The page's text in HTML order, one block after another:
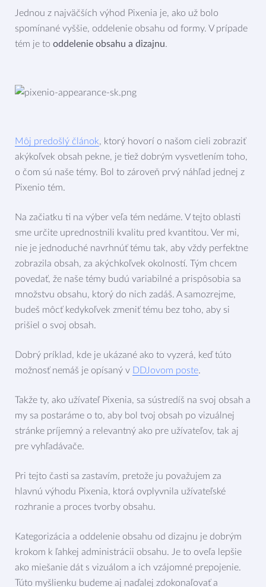
Jednou z najväčších výhod Pixenia je, ako už bolo
spomínané vyššie, oddelenie obsahu od formy. V prípade
tém je to oddelenie obsahu a dizajnu.
Môj predošlý článok, ktorý hovorí o našom cieli zobraziť
akýkoľvek obsah pekne, je tiež dobrým vysvetlením toho,
o čom sú naše témy. Bol to zároveň prvý náhľad jednej z
Pixenio tém.
Na začiatku ti na výber veľa tém nedáme. V tejto oblasti
sme určite uprednostnili kvalitu pred kvantitou. Ver mi,
nie je jednoduché navrhnúť tému tak, aby vždy perfektne
zobrazila obsah, za akýchkoľvek okolností. Tým chcem
povedať, že naše témy budú variabilné a prispôsobia sa
množstvu obsahu, ktorý do nich zadáš. A samozrejme,
budeš môcť kedykoľvek zmeniť tému bez toho, aby si
prišiel o svoj obsah.
Dobrý príklad, kde je ukázané ako to vyzerá, keď túto
možnosť nemáš je opísaný v DDJovom poste.
Takže ty, ako užívateľ Pixenia, sa sústredíš na svoj obsah a
my sa postaráme o to, aby bol tvoj obsah po vizuálnej
stránke príjemný a relevantný ako pre užívateľov, tak aj
pre vyhľadávače.
Pri tejto časti sa zastavím, pretože ju považujem za
hlavnú výhodu Pixenia, ktorá ovplyvnila užívateľské
rozhranie a proces tvorby obsahu.
Kategorizácia a oddelenie obsahu od dizajnu je dobrým
krokom k ľahkej administrácii obsahu. Je to oveľa lepšie
ako miešanie dát s vizuálom a ich vzájomné prepojenie.
Túto myšlienku budeme aj naďalej zdokonaľovať a